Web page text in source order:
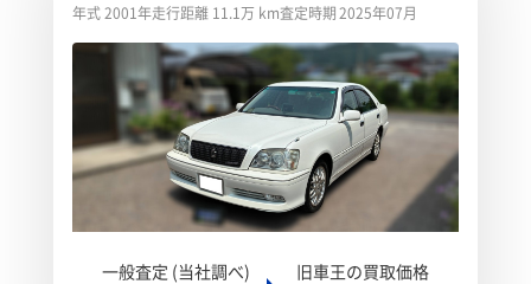
年式 2001年走行距離 11.1万 km査定時期 2025年07月
一般査定 (当社調べ) 旧車王の買取価格